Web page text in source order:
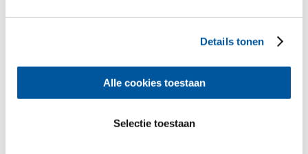
Details tonen
Alle cookies toestaan
Selectie toestaan
“Architectuur is een belofte.”